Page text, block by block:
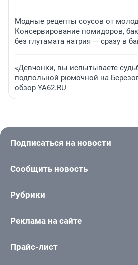
Модные рецепты соусов от
Консервирование помидоров,
без глутамата натрия — сразу в
«Девчонки, вы испытываете
подпольной рюмочной на
обзор YA62.RU
Подписаться на новости
Сообщить новость
Рубрики
Реклама на сайте
Прайс-лист